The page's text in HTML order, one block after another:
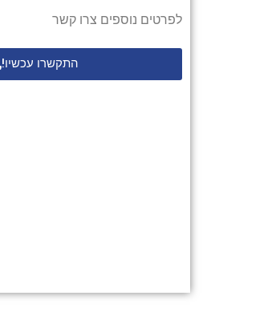
לפרטים נוספים צרו קשר
התקשרו עכשיו!